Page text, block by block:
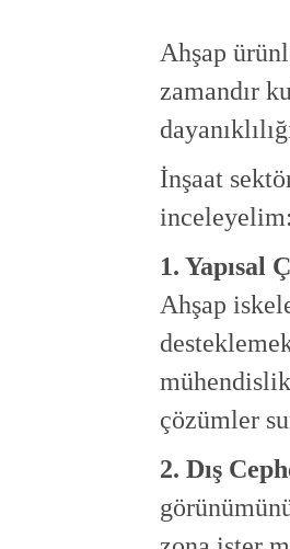
Ahşap
zamandır
İnşaat
inceleyelim:
1. Yapısal
Ahşap
çözümler
2. Dış